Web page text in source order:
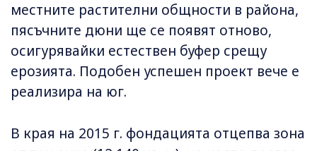
местните растителни общности в района,
пясъчните дюни ще се появят отново,
осигурявайки естествен буфер срещу
ерозията. Подобен успешен проект вече е
реализира на юг.
В края на 2015 г. фондацията отцепва зона